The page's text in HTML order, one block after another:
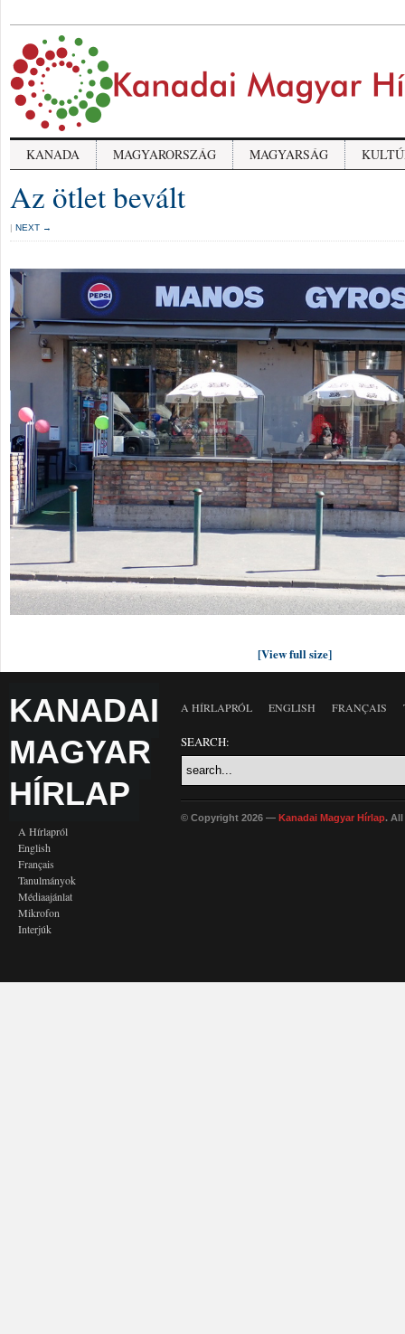
KANADA MAGYARORSZÁG MAGYARSÁG
Az ötlet bevált
| NEXT →
[View full size]
KANADAI
MAGYAR
HÍRLAP
A Hírlapról
English
Français
Tanulmányok
Médiaajánlat
Mikrofon
Interjúk
A HÍRLAPRÓL ENGLISH FRANÇAIS
SEARCH:
© Copyright 2026 — Kanadai Magyar Hírlap. All